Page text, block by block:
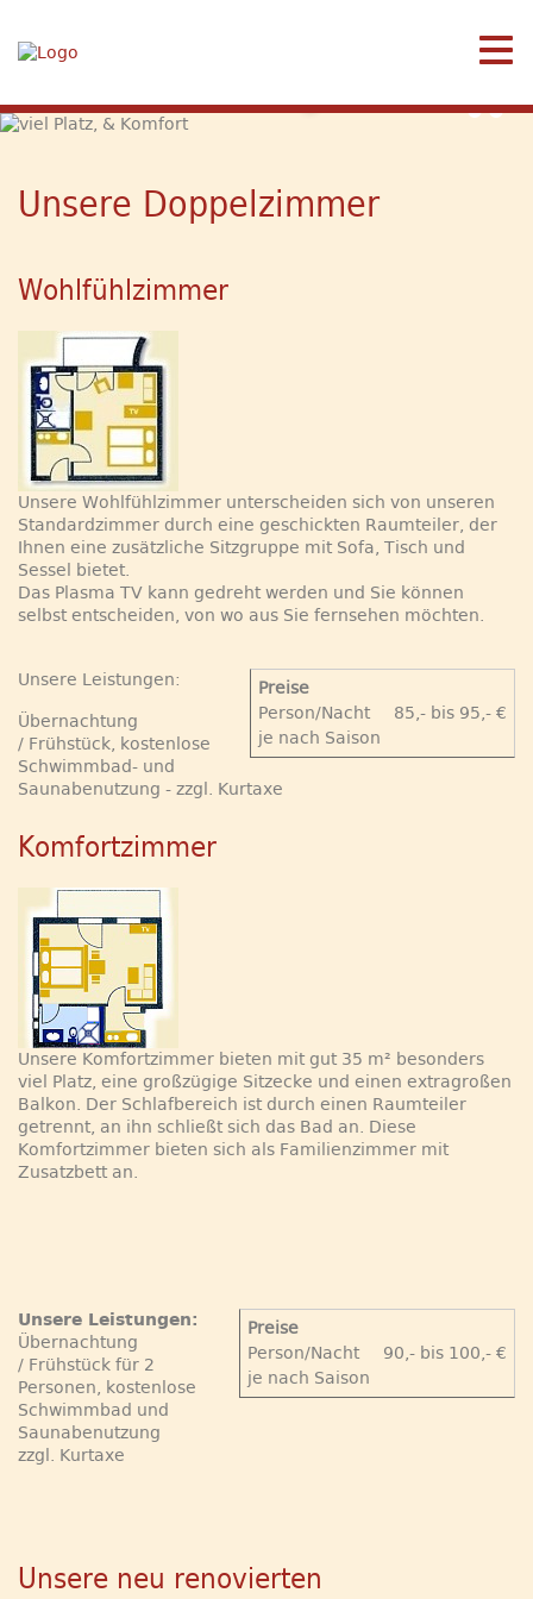
Unsere Doppelzimmer
Wohlfühlzimmer
Unsere Wohlfühlzimmer unterscheiden sich von unseren
Standardzimmer durch eine geschickten Raumteiler, der
Ihnen eine zusätzliche Sitzgruppe mit Sofa, Tisch und
Sessel bietet.
Das Plasma TV kann gedreht werden und Sie können
selbst entscheiden, von wo aus Sie fernsehen möchten.
Preise
Person/Nacht
85,- bis 95,- €
je nach Saison
Unsere Leistungen:
Übernachtung
/ Frühstück, kostenlose
Schwimmbad- und
Saunabenutzung - zzgl. Kurtaxe
Komfortzimmer
Unsere Komfortzimmer bieten mit gut 35 m² besonders
viel Platz, eine großzügige Sitzecke und einen extragroßen
Balkon. Der Schlafbereich ist durch einen Raumteiler
getrennt, an ihn schließt sich das Bad an. Diese
Komfortzimmer bieten sich als Familienzimmer mit
Zusatzbett an.
Preise
Person/Nacht
90,- bis 100,- €
je nach Saison
Unsere Leistungen:
Übernachtung
/ Frühstück für 2
Personen, kostenlose
Schwimmbad und
Saunabenutzung
zzgl. Kurtaxe
Unsere neu renovierten